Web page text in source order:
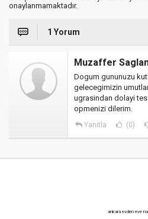
onaylanmamaktadır.
1 Yorum
Muzaffer
Dogum gununuzu
gelecegimizin
ugrasindan dolayi
opmenizi dilerim.
Yanıtla (0)
ankara evden eve